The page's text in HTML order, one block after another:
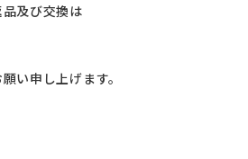
及び交換は
い申し上げます。